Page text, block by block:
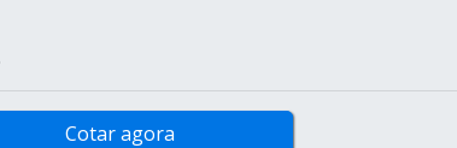
Cotar agora